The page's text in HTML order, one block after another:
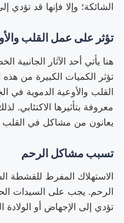
الشائكة؛ وإلا فإنها قد تؤدي
تؤثر على عمل القلب
هنا يأتي أحد الآثار الجانبية
تؤثر الكميات الكبيرة من
القلب والأوعية الدموية في
معروفة بتأثيرها الاكتئابي.
يعانون من مشاكل في القلب
تسبب مشاكل الرحم
الاستهلاك المفرط للقشطة
الرحم. يجب على السيدات
تؤدي إلى الإجهاض أو الولادة